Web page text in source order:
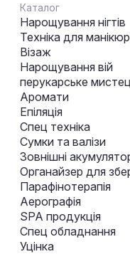
Каталог
Нарощування нігтів
Техніка для
Візаж
Нарощування вій
перукарське
Аромати
Епіляція
Спец техніка
Сумки та валізи
Зовнішні
Органайзер для
Парафінотерапія
Аерографія
SPA продукція
Спец обладнання
Уцінка